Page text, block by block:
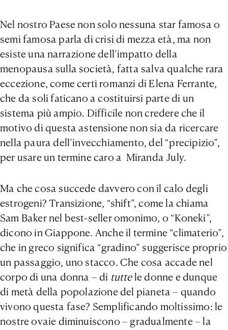
Nel nostro Paese non solo nessuna star famosa o
semi famosa parla di crisi di mezza età, ma non
esiste una narrazione dell’impatto della
menopausa sulla società, fatta salva qualche rara
eccezione, come certi romanzi di Elena Ferrante,
che da soli faticano a costituirsi parte di un
sistema più ampio. Difficile non credere che il
motivo di questa astensione non sia da ricercare
nella paura dell’invecchiamento, del “precipizio”,
per usare un termine caro a Miranda July.
Ma che cosa succede davvero con il calo degli
estrogeni? Transizione, “shift”, come la chiama
Sam Baker nel best-seller omonimo, o “Koneki”,
dicono in Giappone. Anche il termine “climaterio”,
che in greco significa “gradino” suggerisce proprio
un passaggio, uno stacco. Che cosa accade nel
corpo di una donna – di tuttele donne e dunque
di metà della popolazione del pianeta – quando
vivono questa fase? Semplificando moltissimo: le
nostre ovaie diminuiscono – gradualmente – la